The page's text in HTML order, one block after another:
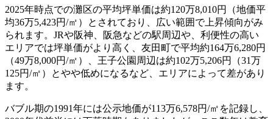
2025年時点での灘区の平均坪単価は約120万8,010円（地価平
均36万5,423円/㎡）とされており、広い範囲で上昇傾向がみ
られます。JRや阪神、阪急などの駅周辺や、利便性の高い
エリアでは坪単価がより高く、友田町で平均約164万6,280円
（49万8,000円/㎡）、王子公園周辺は約102万5,206円（31万
125円/㎡）とやや低めになるなど、エリアによって差があり
ます。
バブル期の1991年には公示地価が113万6,578円/㎡を記録し、